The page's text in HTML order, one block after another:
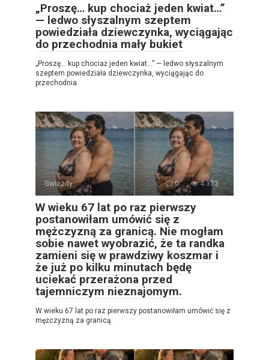
„Proszę… kup chociaż jeden kwiat…”
— ledwo słyszalnym szeptem
powiedziała dziewczynka, wyciągając
do przechodnia mały bukiet
„Proszę… kup chociaż jeden kwiat…” — ledwo słyszalnym
szeptem powiedziała dziewczynka, wyciągając do
przechodnia
Gwiazdy 0 4 373
W wieku 67 lat po raz pierwszy
postanowiłam umówić się z
mężczyzną za granicą. Nie mogłam
sobie nawet wyobrazić, że ta randka
zamieni się w prawdziwy koszmar i
że już po kilku minutach będę
uciekać przerażona przed
tajemniczym nieznajomym.
W wieku 67 lat po raz pierwszy postanowiłam umówić się z
mężczyzną za granicą.